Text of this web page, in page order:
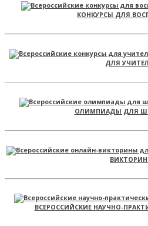
КОНКУРСЫ ДЛЯ
ДЛЯ
ОЛИМПИАДЫ ДЛЯ
ВСЕРОССИЙСКИЕ НАУЧНО-